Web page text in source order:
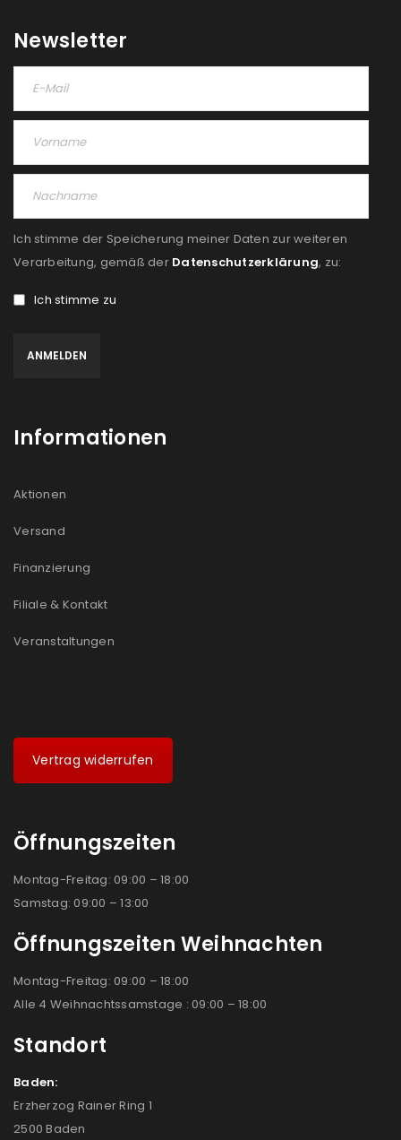
Newsletter
Ich stimme der Speicherung meiner Daten zur weiteren
Verarbeitung, gemäß der Datenschutzerklärung, zu:
Ich stimme zu
Informationen
Aktionen
Versand
Finanzierung
Filiale & Kontakt
Veranstaltungen
Vertrag widerrufen
Öffnungszeiten
Montag-Freitag: 09:00 – 18:00
Samstag: 09:00 – 13:00
Öffnungszeiten Weihnachten
Montag-Freitag: 09:00 – 18:00
Alle 4 Weihnachtssamstage : 09:00 – 18:00
Standort
Baden:
Erzherzog Rainer Ring 1
2500 Baden